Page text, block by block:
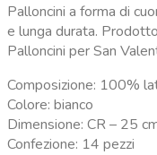
Palloncini a forma di
e lunga durata.
Palloncini per San
Composizione: 100%
Colore: bianco
Dimensione: CR – 25
Confezione: 14 pezzi